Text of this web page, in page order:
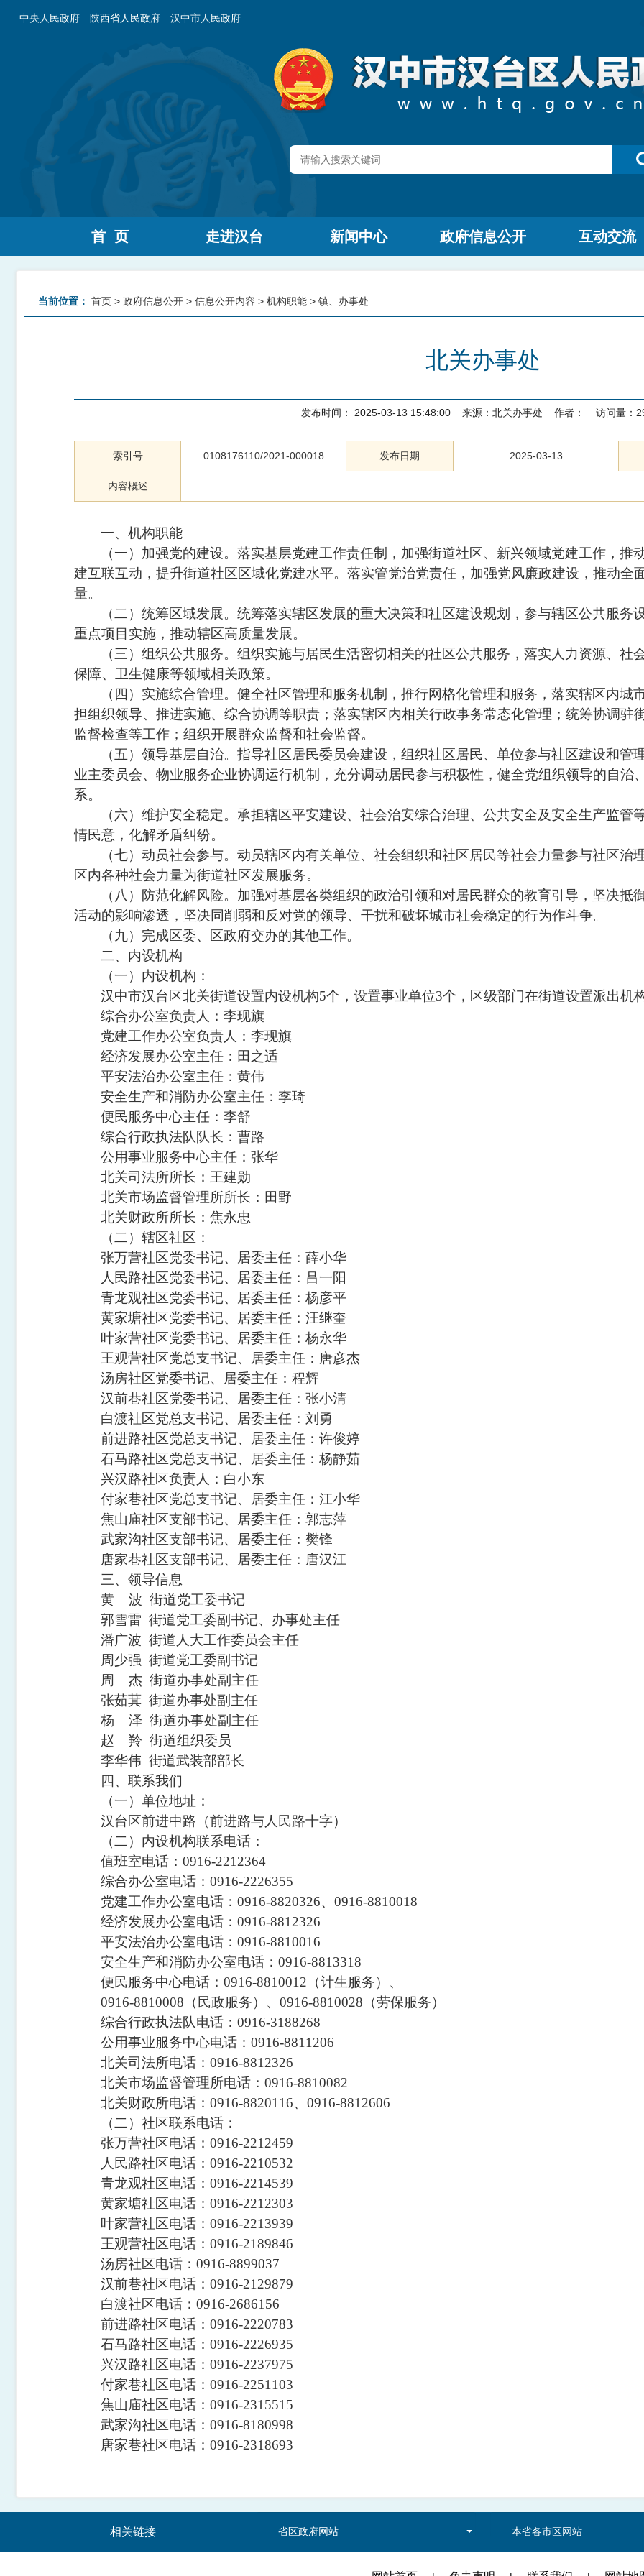
中央人民政府 陕西省人民政府 汉中市人民政府
首 页 走进汉台 新闻中心 政府信息公开 互动交流
当前位置： 首页 > 政府信息公开 > 信息公开内容 > 机构职能 > 镇、办事处
北关办事处
发布时间： 2025-03-13 15:48:00 来源： 北关办事处 作者： 访问量：
索引号 0108176110/2021-000018 发布日期 2025-03-13
内容概述
一、机构职能
（一）加强党的建设。落实基层党建工作责任制，加强街道社区、新兴领域党建工作，推
建互联互动，提升街道社区区域化党建水平。落实管党治党责任，加强党风廉政建设，推动全
量。
（二）统筹区域发展。统筹落实辖区发展的重大决策和社区建设规划，参与辖区公共服
重点项目实施，推动辖区高质量发展。
（三）组织公共服务。组织实施与居民生活密切相关的社区公共服务，落实人力资源、社
保障、卫生健康等领域相关政策。
（四）实施综合管理。健全社区管理和服务机制，推行网格化管理和服务，落实辖区内城
担组织领导、推进实施、综合协调等职责；落实辖区内相关行政事务常态化管理；统筹协调驻
监督检查等工作；组织开展群众监督和社会监督。
（五）领导基层自治。指导社区居民委员会建设，组织社区居民、单位参与社区建设和管
业主委员会、物业服务企业协调运行机制，充分调动居民参与积极性，健全党组织领导的自治
系。
（六）维护安全稳定。承担辖区平安建设、社会治安综合治理、公共安全及安全生产监管
情民意，化解矛盾纠纷。
（七）动员社会参与。动员辖区内有关单位、社会组织和社区居民等社会力量参与社区
区内各种社会力量为街道社区发展服务。
（八）防范化解风险。加强对基层各类组织的政治引领和对居民群众的教育引导，坚决抵
活动的影响渗透，坚决同削弱和反对党的领导、干扰和破坏城市社会稳定的行为作斗争。
（九）完成区委、区政府交办的其他工作。
二、内设机构
（一）内设机构：
汉中市汉台区北关街道设置内设机构5个，设置事业单位3个，区级部门在街道设置派出机
综合办公室负责人：李现旗
党建工作办公室负责人：李现旗
经济发展办公室主任：田之适
平安法治办公室主任：黄伟
安全生产和消防办公室主任：李琦
便民服务中心主任：李舒
综合行政执法队队长：曹路
公用事业服务中心主任：张华
北关司法所所长：王建勋
北关市场监督管理所所长：田 野
北关财政所所长：焦永忠
（二）辖区社区：
张万营社区党委书记、居委主任：薛小华
人民路社区党委书记、居委主任：吕一阳
青龙观社区党委书记、居委主任：杨彦平
黄家塘社区党委书记、居委主任：汪继奎
叶家营社区党委书记、居委主任：杨永华
王观营社区党总支书记、居委主任：唐彦杰
汤房社区党委书记、居委主任：程辉
汉前巷社区党委书记、居委主任：张小清
白渡社区党总支书记、居委主任：刘 勇
前进路社区党总支书记、居委主任：许俊婷
石马路社区党总支书记、居委主任：杨静茹
兴汉路社区负责人：白小东
付家巷社区党总支书记、居委主任：江小华
焦山庙社区支部书记、居委主任：郭志萍
武家沟社区支部书记、居委主任：樊锋
唐家巷社区支部书记、居委主任：唐汉江
三、领导信息
黄波 街道党工委书记
郭雪雷 街道党工委副书记、办事处主任
潘广波 街道 人大工作委员会主任
周少强 街道党工委副书记
周
杰街道办事处副主任
张茹萁 街道办事处副主任
杨 泽 街道办事处副主任
赵 羚 街道组织委员
李华伟 街道武装部部长
四、联系我们
（一）单位地址：
汉台区前进中路（前进路与人民路十字）
（二）内设机构联系电话：
值班室电话：0916-2212364
综合办公室电话：0916-2226355
党建工作办公室电话：0916-8820326、0916-8810018
经济发展办公室电话：0916-8812326
平安法治办公室电话：0916-8810016
安全生产和消防办公室电话：0916-8813318
便民服务中心电话：0916-881001 2 （计生服务）、
0916-8810008 （民政服务）、0916-8810028 （劳保服务）
综合行政执法队电话：0916-3188268
公用事业服务中心电话：0916-8811206
北关司法所电话：0916-8812326
北关市场监督管理所电话：0916-8810082
北关财政所电话：0916-8820116、0916-8812606
（二）社区联系电话：
张万营社区电话：0916-2212459
人民路社区电话：0916-2210532
青龙观社区电话：0916-2214539
黄家塘社区电话：0916-2212303
叶家营社区电话：0916-2213939
王观营社区电话：0916-2189846
汤房社区电话：0916-8899037
汉前巷社区电话：0916-2129879
白渡社区电话：0916-2686156
前进路社区电话：0916-2220783
石马路社区电话：0916-2226935
兴汉路社区电话：0916-2237975
付家巷社区电话：0916-2251103
焦山庙社区电话：0916-2315515
武家沟社区电话：0916-8180998
唐家巷社区电话：0916-2318693
相关链接 省区政府网站 本省各市区网站